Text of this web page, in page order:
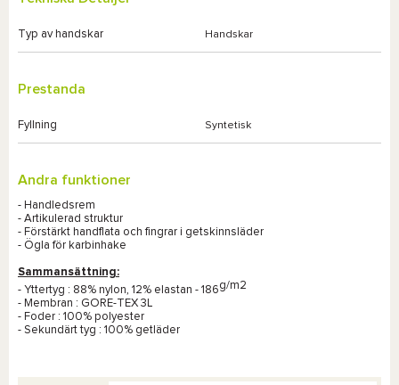
Typ av handskar Handskar
Prestanda
Fyllning Syntetisk
Andra funktioner
- Handledsrem
- Artikulerad struktur
- Förstärkt handflata och fingrar i getskinnsläder
- Ögla för karbinhake
Sammansättning:
- Yttertyg : 88% nylon, 12% elastan - 186g/m2
- Membran : GORE-TEX 3L
- Foder : 100% polyester
- Sekundärt tyg : 100% getläder